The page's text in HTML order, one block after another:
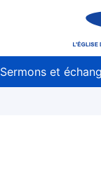
Sermons et